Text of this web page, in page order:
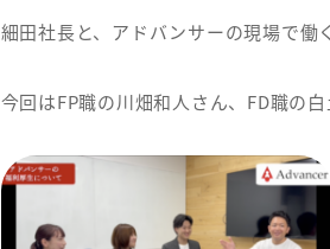
細田社長と、アドバンサーの現場で働
今回はFP職の川畑和人さん、FD職の